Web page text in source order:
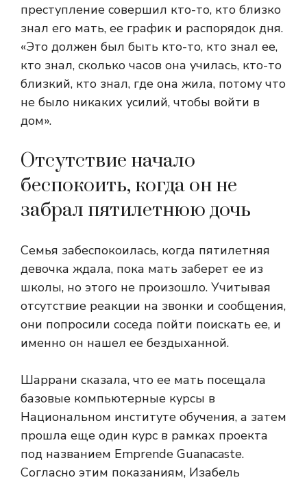
преступление совершил кто-то, кто близко
знал его мать, ее график и распорядок дня.
«Это должен был быть кто-то, кто знал ее,
кто знал, сколько часов она училась, кто-то
близкий, кто знал, где она жила, потому что
не было никаких усилий, чтобы войти в
дом».
Отсутствие начало
беспокоить, когда он не
забрал пятилетнюю дочь
Семья забеспокоилась, когда пятилетняя
девочка ждала, пока мать заберет ее из
школы, но этого не произошло. Учитывая
отсутствие реакции на звонки и сообщения,
они попросили соседа пойти поискать ее, и
именно он нашел ее бездыханной.
Шаррани сказала, что ее мать посещала
базовые компьютерные курсы в
Национальном институте обучения, а затем
прошла еще один курс в рамках проекта
под названием Emprende Guanacaste.
Согласно этим показаниям, Изабель